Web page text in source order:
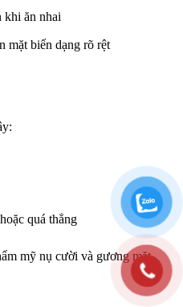
khi ăn nhai
mặt biến dạng rõ rệt
quá thẳng
mỹ nụ cười và gương mặt.